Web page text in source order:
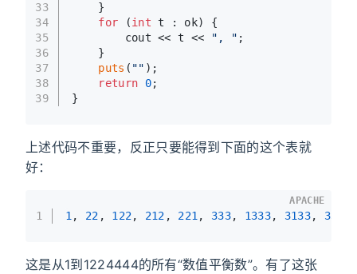
33
34
35
36
37
38
39
    }
for (int t : ok) {
        cout << t <<
", " ;
    }
puts ( "" );
return
0;
}
上述代码不重要，反正只要能得到下面的这个表就
好：
1 1, 22 , 122, 212 , 221, 333, 1333, 3133, 3313
APACHE
这是从1到1224444的所有“数值平衡数”。有了这张